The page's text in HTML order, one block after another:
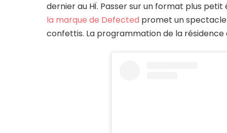
dernier au HÏ. Passer sur un format plus
la marque de Defected promet un
confettis. La programmation de la